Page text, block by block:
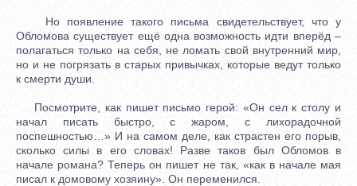
Но появление такого письма свидетельствует, что у
Обломова существует ещё одна возможность идти вперёд –
полагаться только на себя, не ломать свой внутренний мир,
но и не погрязать в старых привычках, которые ведут только
к смерти души.
Посмотрите, как пишет письмо герой: «Он сел к столу и
начал писать быстро, с жаром, с лихорадочной
поспешностью…» И на самом деле, как страстен его порыв,
сколько силы в его словах! Разве таков был Обломов в
начале романа? Теперь он пишет не так, «как в начале мая
писал к домовому хозяину». Он переменился.